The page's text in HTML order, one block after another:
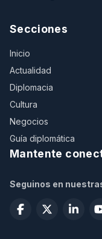
Secciones
Inicio
Actualidad
Diplomacia
Cultura
Negocios
Guía diplomática
Mantente
Seguinos en